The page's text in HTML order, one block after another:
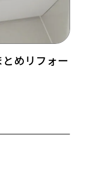
とめリフォー